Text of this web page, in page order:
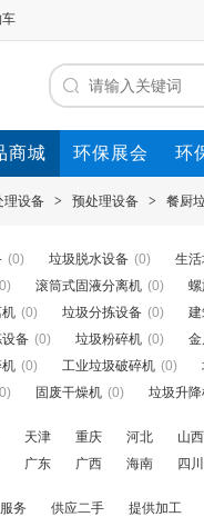
车
商城 环保展会 环
理设备 > 预处理设备 > 餐厨
(0) 垃圾脱水设备 (0) 生
滚筒式固液分离机 (0)
机 (0) 垃圾分拣设备 (0)
备 (0) 垃圾粉碎机 (0)
(0) 工业垃圾破碎机 (0)
固废干燥机 (0) 垃圾升
天津 重庆 河北 山西
广东 广西 海南 四川
务 供应二手 提供加工